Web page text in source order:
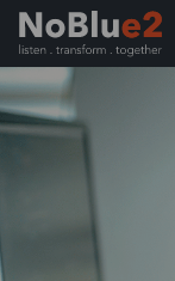
Home Industria